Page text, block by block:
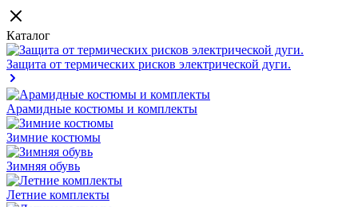
Каталог
Защита от термических рисков электрической дуги.
Арамидные костюмы и комплекты
Зимние костюмы
Зимняя обувь
Летние комплекты